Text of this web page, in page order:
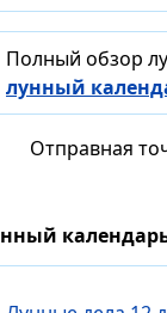
Полный обзор
лунный
Отправная